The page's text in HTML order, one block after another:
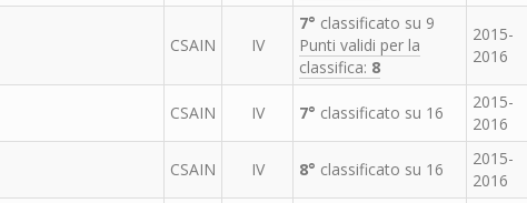
CSAIN IV
7° classificato su 9
Punti validi per la
classifica: 8
2015-
2016
CSAIN IV 7° classificato su 16
2015-
2016
CSAIN IV 8° classificato su 16
2015-
2016